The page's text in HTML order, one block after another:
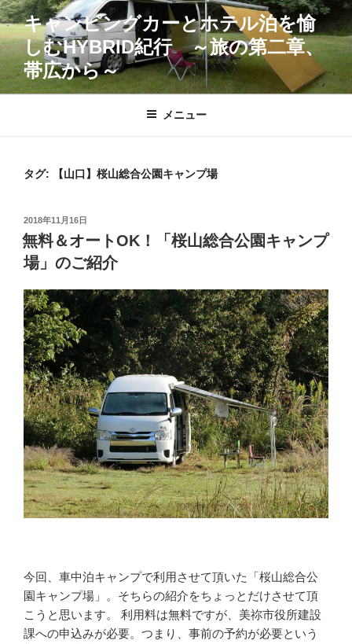
コ
ン
テ
キャンピングカーとホテル泊を愉
しむHYBRID紀行 ～旅の第二章、
帯広から～
メニュー
タグ: 【山口】桜山総合公園キャンプ場
投
稿
日:
2018年11月16日
無料＆オートOK！「桜山総合公園キャンプ
場」のご紹介
今回、車中泊キャンプで利用させて頂いた「桜山総合公
園キャンプ場」。そちらの紹介をちょっとだけさせて頂
こうと思います。 利用料は無料ですが、美祢市役所建設
課への申込みが必要。つまり、事前の予約が必要という